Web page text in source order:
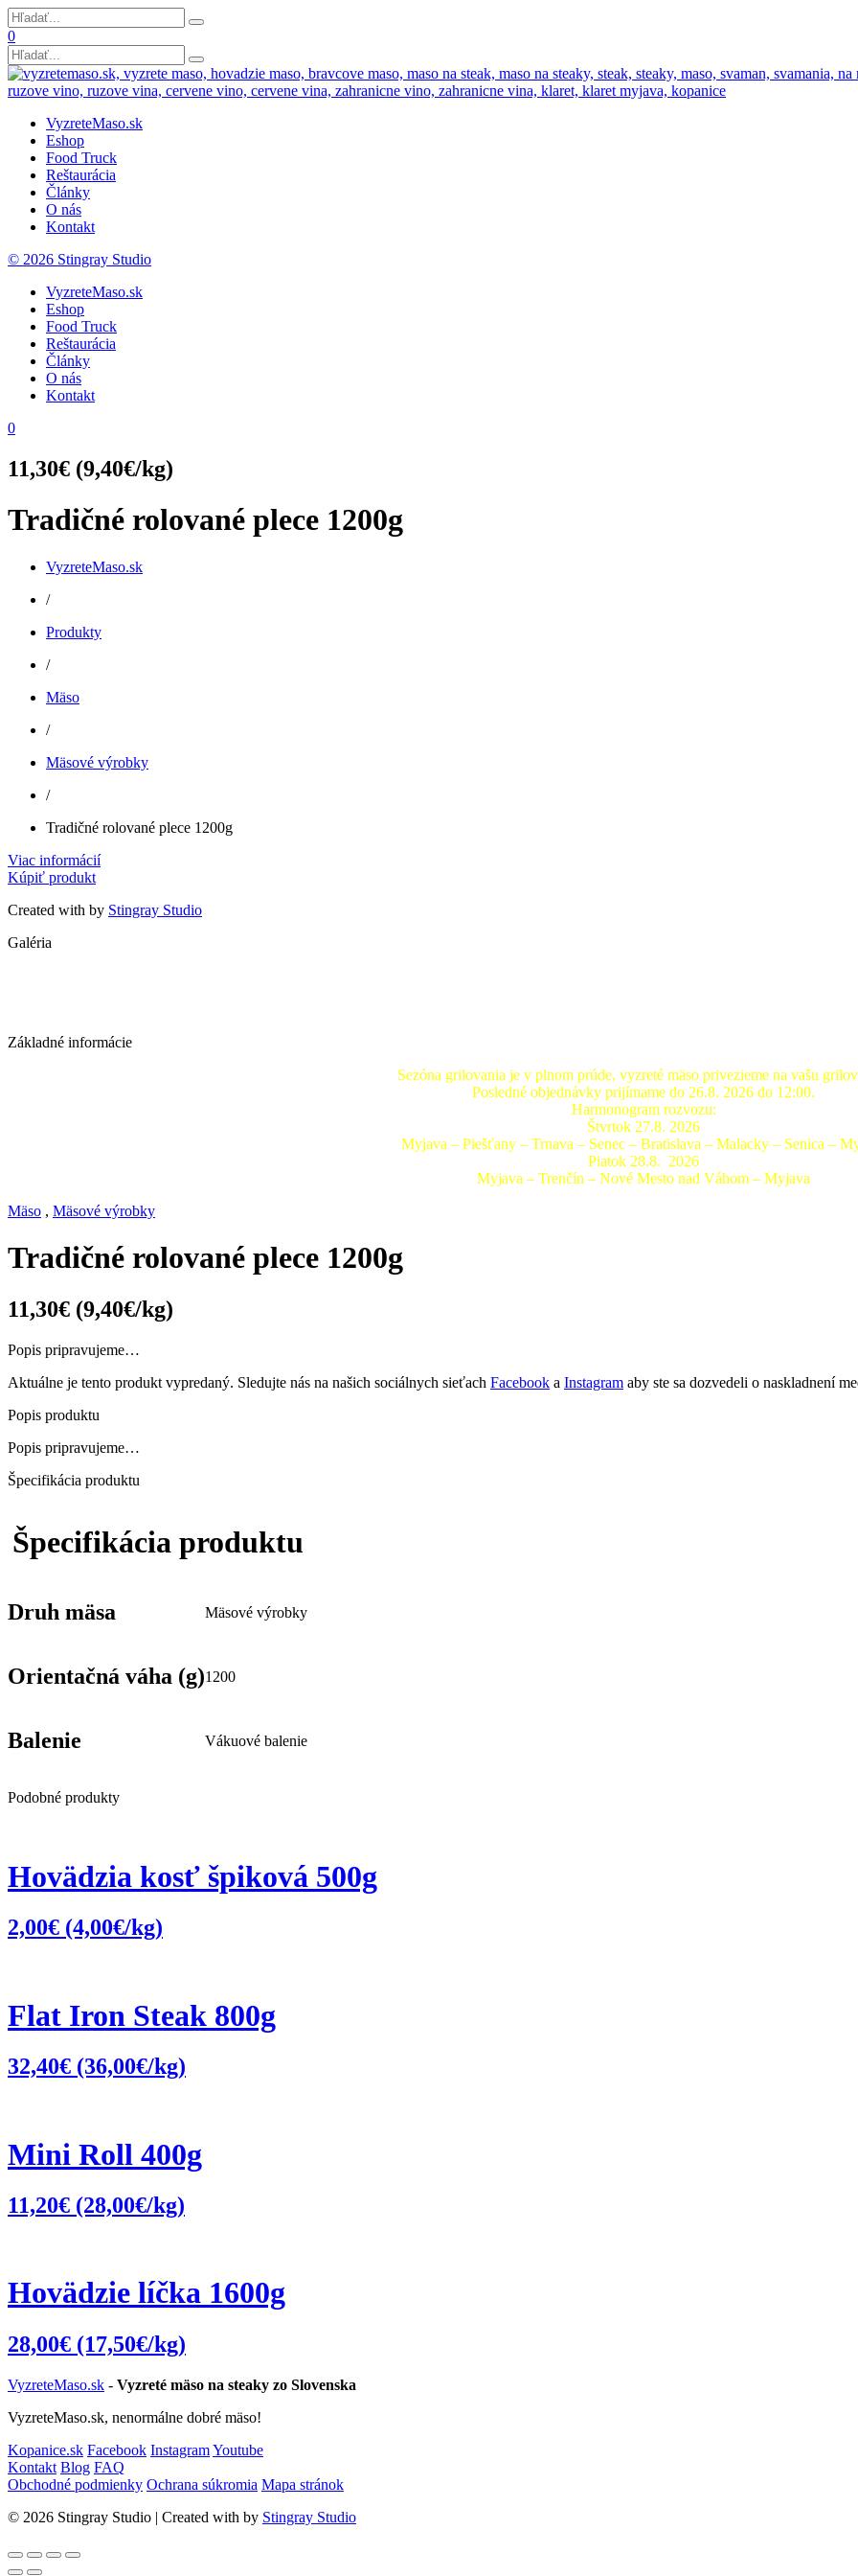
0
VyzreteMaso.sk
Eshop
Food Truck
Reštaurácia
Články
O nás
Kontakt
© 2026 Stingray Studio
VyzreteMaso.sk
Eshop
Food Truck
Reštaurácia
Články
O nás
Kontakt
0
11,30€ (9,40€/kg)
Tradičné rolované plece 1200g
VyzreteMaso.sk
/
Produkty
/
Mäso
/
Mäsové výrobky
/
Tradičné rolované plece 1200g
Viac informácií
Kúpiť produkt
Created with by Stingray Studio
Galéria
Základné informácie
Sezóna grilovania je v plnom prúde, vyzreté mäso privezieme na vašu
Posledné objednávky prijímame do 26.8. 2026 do 12:00.
Harmonogram rozvozu:
Štvrtok 27.8. 2026
Myjava – Piešťany – Trnava – Senec – Bratislava – Malacky – Senica –
Piatok 28.8. 2026
Myjava – Trenčín – Nové Mesto nad Váhom – Myjava
Mäso , Mäsové výrobky
Tradičné rolované plece 1200g
11,30€ (9,40€/kg)
Popis pripravujeme…
Aktuálne je tento produkt vypredaný. Sledujte nás na našich sociálnych sieťach Facebook a Instagram aby ste sa dozvedeli o naskladnení
Popis produktu
Popis pripravujeme…
Špecifikácia produktu
Špecifikácia produktu
Druh mäsa Mäsové výrobky
Orientačná váha (g)1200
Balenie Vákuové balenie
Podobné produkty
Hovädzia kosť špiková 500g
2,00€ (4,00€/kg)
Flat Iron Steak 800g
32,40€ (36,00€/kg)
Mini Roll 400g
11,20€ (28,00€/kg)
Hovädzie líčka 1600g
28,00€ (17,50€/kg)
VyzreteMaso.sk - Vyzreté mäso na steaky zo Slovenska
VyzreteMaso.sk, nenormálne dobré mäso!
Kopanice.sk Facebook InstagramYoutube
Kontakt Blog FAQ
Obchodné podmienky Ochrana súkromia Mapa stránok
© 2026 Stingray Studio | Created with by Stingray Studio